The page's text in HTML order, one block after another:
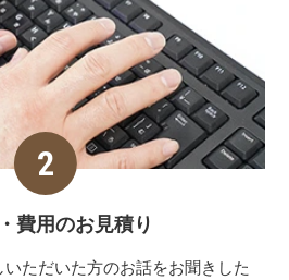
費用のお見積り
ただいた方のお話をお聞きした